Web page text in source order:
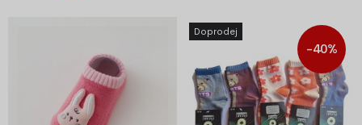
polyamid, 5 % elastan.
Doprodej
-40%